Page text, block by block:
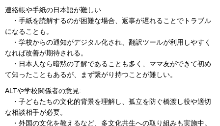
連絡帳や手紙の日本語が難しい
・手紙を読解するのが困難な場合、返事が遅れることでトラブル
になることも。
・学校からの通知がデジタル化され、翻訳ツールが利用しやすく
なれば改善が期待される。
・日本人なら暗黙の了解であることも多く、ママ友ができて初め
て知ったこともあるが、まず繋がり持つことが難しい。
ALTや学校関係者の意見:
・子どもたちの文化的背景を理解し、孤立を防ぐ橋渡し役や適切
な相談相手が必要。
・外国の文化を教えるなど、多文化共生への取り組みも実施中。